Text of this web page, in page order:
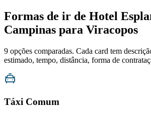
Formas de ir de Hotel
Campinas para Viracopos
9 opções comparadas. Cada card tem
estimado, tempo, distância, forma de
Táxi Comum